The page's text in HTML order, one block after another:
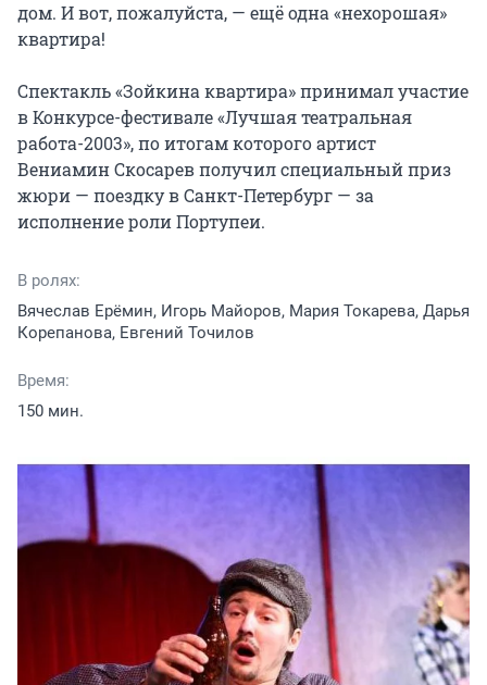
дом. И вот, пожалуйста, — ещё одна «нехорошая»
квартира!
Спектакль «Зойкина квартира» принимал участие
в Конкурсе-фестивале «Лучшая театральная
работа-2003», по итогам которого артист
Вениамин Скосарев получил специальный приз
жюри — поездку в Санкт-Петербург — за
исполнение роли Портупеи.
В ролях:
Вячеслав Ерёмин, Игорь Майоров, Мария Токарева, Дарья
Корепанова, Евгений Точилов
Время:
150 мин.